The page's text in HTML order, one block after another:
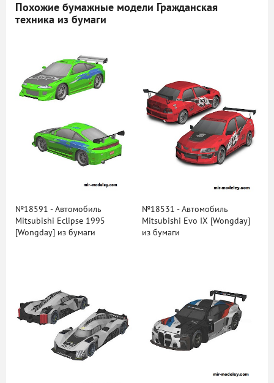
Похожие бумажные модели Гражданская
техника из бумаги
№18591 - Автомобиль
Mitsubishi Eclipse 1995
[Wongday] из бумаги
№18531 - Автомобиль
Mitsubishi Evo IX [Wongday]
из бумаги